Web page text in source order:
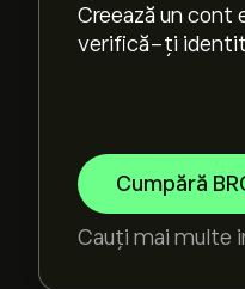
Creează un cont
verifică-ți
Cumpără
Cauți mai multe